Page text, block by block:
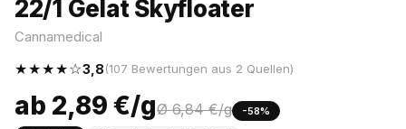
22/1 Gelat Skyfloater
Cannamedical
★★★★☆3,8(107 Bewertungen aus 2 Quellen)
ab 2,89 €/gØ 6,84 €/g
-58%